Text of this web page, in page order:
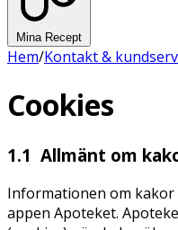
Mina Recept
Hem/Kontakt &
Cookies
1.1 Allmänt om
Informationen om
appen Apoteket.